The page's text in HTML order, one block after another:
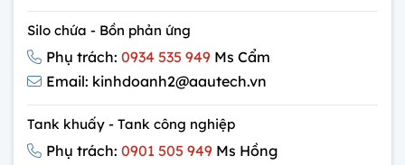
Silo chứa - Bồn phản ứng
Phụ trách: 0934 535 949 Ms Cẩm
Email: kinhdoanh2@aautech.vn
Tank khuấy - Tank công nghiệp
Phụ trách: 0901 505 949 Ms Hồng